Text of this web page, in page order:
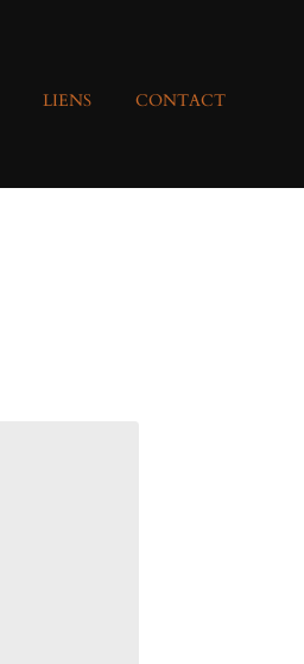
LIENS CONTACT